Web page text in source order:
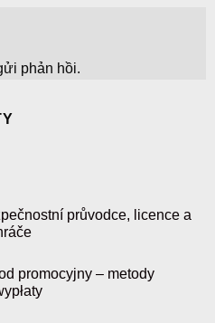
phản hồi.
průvodce, licence a
promocyjny – metody